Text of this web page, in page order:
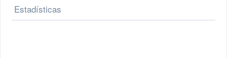
Estadísticas